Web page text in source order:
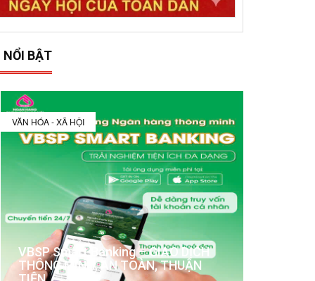
NỔI BẬT
VĂN HÓA - XÃ HỘI
VBSP Smart Banking – GIAO DỊCH
THÔNG MINH, AN TOÀN, THUẬN